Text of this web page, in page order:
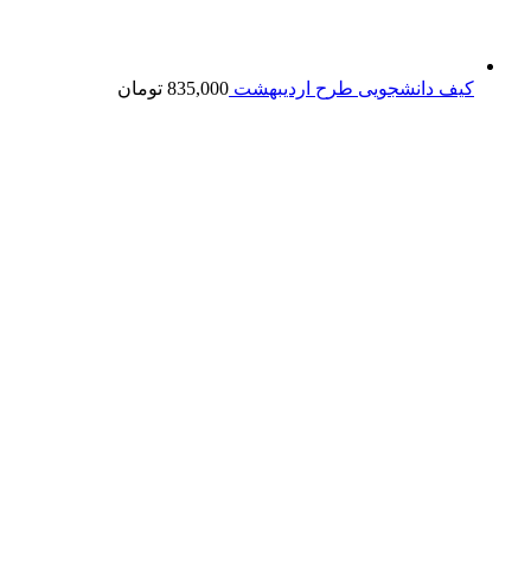
کیف دانشجویی طرح اردیبهشت 835,000 تومان